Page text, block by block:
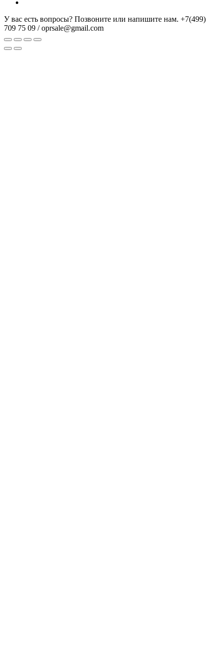
У вас есть вопросы? Позвоните или напишите нам. +7(499)
709 75 09 / oprsale@gmail.com